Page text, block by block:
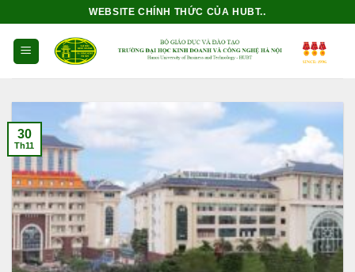
dung
WEBSITE CHÍNH THỨC CỦA HUBT..
30
Th11